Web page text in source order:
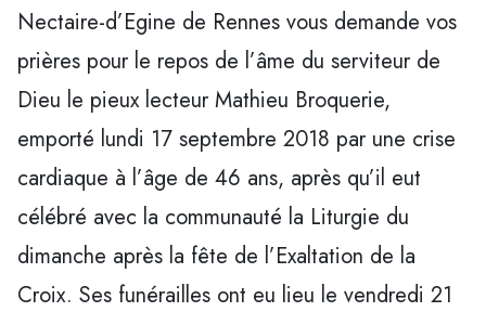
Nectaire-d’Egine de Rennes vous demande vos
prières pour le repos de l’âme du serviteur de
Dieu le pieux lecteur Mathieu Broquerie,
emporté lundi 17 septembre 2018 par une crise
cardiaque à l’âge de 46 ans, après qu’il eut
célébré avec la communauté la Liturgie du
dimanche après la fête de l’Exaltation de la
Croix. Ses funérailles ont eu lieu le vendredi 21